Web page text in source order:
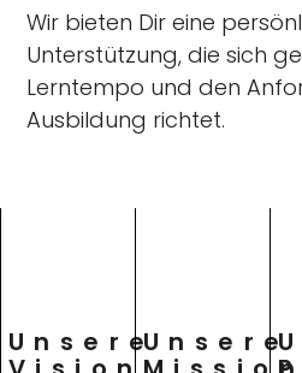
Wir bieten Dir eine
Unterstützung, die sich
Lerntempo und den
Ausbildung richtet.
UnsereUnsere